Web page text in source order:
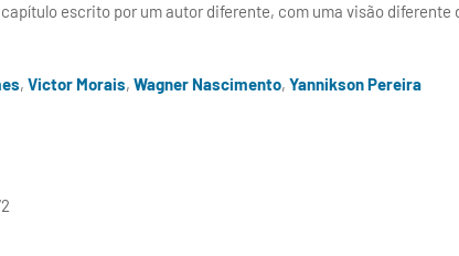
escrito por um autor diferente, com uma visão diferente
, Victor Morais, Wagner Nascimento, Yannikson Pereira